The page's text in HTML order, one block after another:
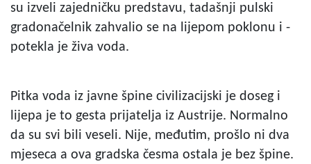
su izveli zajedničku predstavu, tadašnji pulski
gradonačelnik zahvalio se na lijepom poklonu i -
potekla je živa voda.
Pitka voda iz javne špine civilizacijski je doseg i
lijepa je to gesta prijatelja iz Austrije. Normalno
da su svi bili veseli. Nije, međutim, prošlo ni dva
mjeseca a ova gradska česma ostala je bez špine.